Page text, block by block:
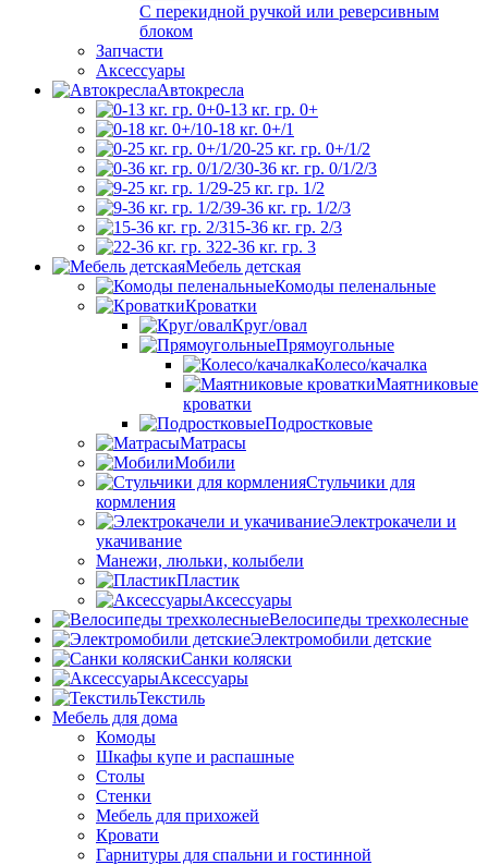
С перекидной ручкой или реверсивным
блоком
Запчасти
Аксессуары
Автокресла
0-13 кг. гр. 0+
0-18 кг. 0+/1
0-25 кг. гр. 0+/1/2
0-36 кг. гр. 0/1/2/3
9-25 кг. гр. 1/2
9-36 кг. гр. 1/2/3
15-36 кг. гр. 2/3
22-36 кг. гр. 3
Мебель детская
Комоды пеленальные
Кроватки
Круг/овал
Прямоугольные
Колесо/качалка
Маятниковые
кроватки
Подростковые
Матрасы
Мобили
Стульчики для
кормления
Электрокачели и
укачивание
Манежи, люльки, колыбели
Пластик
Аксессуары
Велосипеды трехколесные
Электромобили детские
Санки коляски
Аксессуары
Текстиль
Мебель для дома
Комоды
Шкафы купе и распашные
Столы
Стенки
Мебель для прихожей
Кровати
Гарнитуры для спальни и гостинной